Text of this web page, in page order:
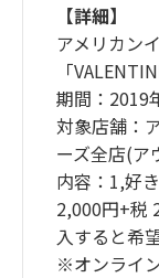
【詳細】
アメリカン
「
期間：2019
対象店舗：
ーズ全店(ア
内容：1,好
2,000円+税
入すると希
※オンライ